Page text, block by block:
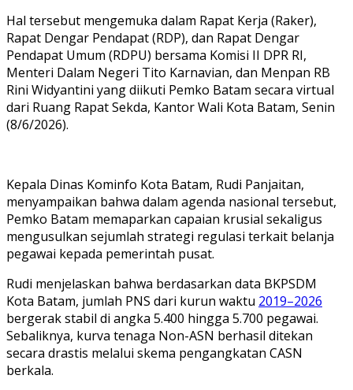
Hal tersebut mengemuka dalam Rapat Kerja (Raker),
Rapat Dengar Pendapat (RDP), dan Rapat Dengar
Pendapat Umum (RDPU) bersama Komisi II DPR RI,
Menteri Dalam Negeri Tito Karnavian, dan Menpan RB
Rini Widyantini yang diikuti Pemko Batam secara virtual
dari Ruang Rapat Sekda, Kantor Wali Kota Batam, Senin
(8/6/2026).
Kepala Dinas Kominfo Kota Batam, Rudi Panjaitan,
menyampaikan bahwa dalam agenda nasional tersebut,
Pemko Batam memaparkan capaian krusial sekaligus
mengusulkan sejumlah strategi regulasi terkait belanja
pegawai kepada pemerintah pusat.
Rudi menjelaskan bahwa berdasarkan data BKPSDM
Kota Batam, jumlah PNS dari kurun waktu 2019–2026
bergerak stabil di angka 5.400 hingga 5.700 pegawai.
Sebaliknya, kurva tenaga Non-ASN berhasil ditekan
secara drastis melalui skema pengangkatan CASN
berkala.